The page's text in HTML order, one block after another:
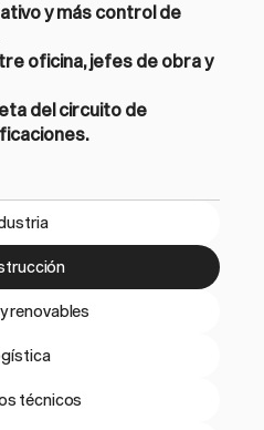
renovables
técnicos
y más control de
oficina, jefes de obra y
del circuito de